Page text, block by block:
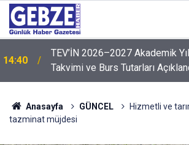
14:40
TEV’İN 2026–2027 Akademik Yılı Burs
Takvimi ve Burs Tutarları
Anasayfa GÜNCEL
Hizmetli ve
tazminat müjdesi